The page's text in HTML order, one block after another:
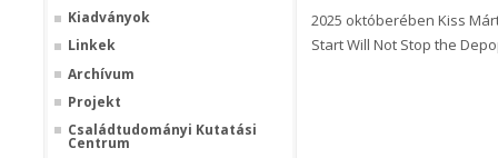
Kiadványok
Linkek
Archívum
Projekt
Családtudományi Kutatási
Centrum
2025 októberében Kiss
Start Will Not Stop the